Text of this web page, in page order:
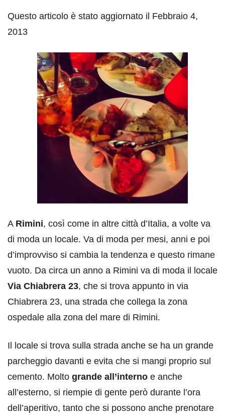
Questo articolo è stato aggiornato il Febbraio 4,
2013
A Rimini, così come in altre città d’Italia, a volte va
di moda un locale. Va di moda per mesi, anni e poi
d’improvviso si cambia la tendenza e questo rimane
vuoto. Da circa un anno a Rimini va di moda il locale
Via Chiabrera 23, che si trova appunto in via
Chiabrera 23, una strada che collega la zona
ospedale alla zona del mare di Rimini.
Il locale si trova sulla strada anche se ha un grande
parcheggio davanti e evita che si mangi proprio sul
cemento. Molto grande all’interno e anche
all’esterno, si riempie di gente però durante l’ora
dell’aperitivo, tanto che si possono anche prenotare